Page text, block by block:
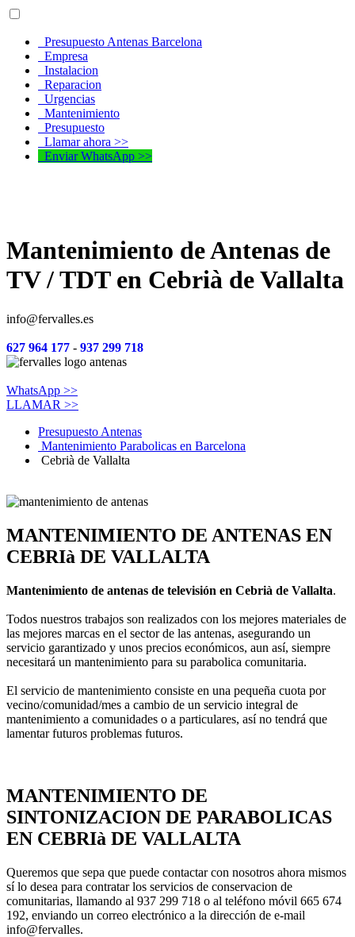
Presupuesto Antenas Barcelona
Empresa
Instalacion
Reparacion
Urgencias
Mantenimiento
Presupuesto
Llamar ahora >>
Enviar WhatsApp >>
Mantenimiento de Antenas de
TV / TDT en Cebrià de Vallalta
info@fervalles.es
627 964 177 - 937 299 718
WhatsApp >>
LLAMAR >>
Presupuesto Antenas
Mantenimiento Parabolicas en Barcelona
Cebrià de Vallalta
MANTENIMIENTO DE ANTENAS EN
CEBRIà DE VALLALTA
Mantenimiento de antenas de televisión en Cebrià de Vallalta.
Todos nuestros trabajos son realizados con los mejores materiales de
las mejores marcas en el sector de las antenas, asegurando un
servicio garantizado y unos precios económicos, aun así­, siempre
necesitará un mantenimiento para su parabolica comunitaria.
El servicio de mantenimiento consiste en una pequeña cuota por
vecino/comunidad/mes a cambio de un servicio integral de
mantenimiento a comunidades o a particulares, así­ no tendrá que
lamentar futuros problemas futuros.
MANTENIMIENTO DE
SINTONIZACION DE PARABOLICAS
EN CEBRIà DE VALLALTA
Queremos que sepa que puede contactar con nosotros ahora mismos
sí­ lo desea para contratar los servicios de conservacion de
comunitarias, llamando al 937 299 718 o al teléfono móvil 665 674
192, enviando un correo electrónico a la dirección de e-mail
info@fervalles.